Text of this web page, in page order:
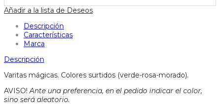
roty
cantidad
Añadir a la lista de Deseos
Descripción
Características
Marca
Descripción
Varitas mágicas. Colores surtidos (verde-rosa-morado).
AVISO!Ante una preferencia, en el pedido indicar el color,
sino será aleatorio.